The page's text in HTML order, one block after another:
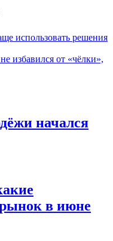
использовать решения
избавился от «чёлки»,
начался
в июне